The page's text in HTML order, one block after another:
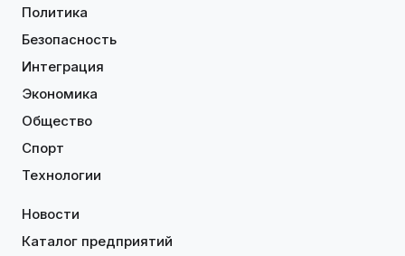
Политика
Безопасность
Интеграция
Экономика
Общество
Спорт
Технологии
Новости
Каталог предприятий